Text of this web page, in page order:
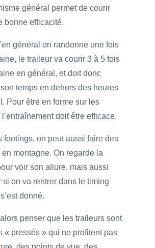
général permet de courir
bonne efficacité.
général on randonne une fois
le traileur va courir 3 à 5 fois
en général, et doit donc
temps en dehors des heures
Pour être en forme sur les
doit être efficace.
footings, on peut aussi faire des
montagne. On regarde la
voir son allure, mais aussi
si on va rentrer dans le timing
donné.
penser que les traileurs sont
« pressés » qui ne profitent pas